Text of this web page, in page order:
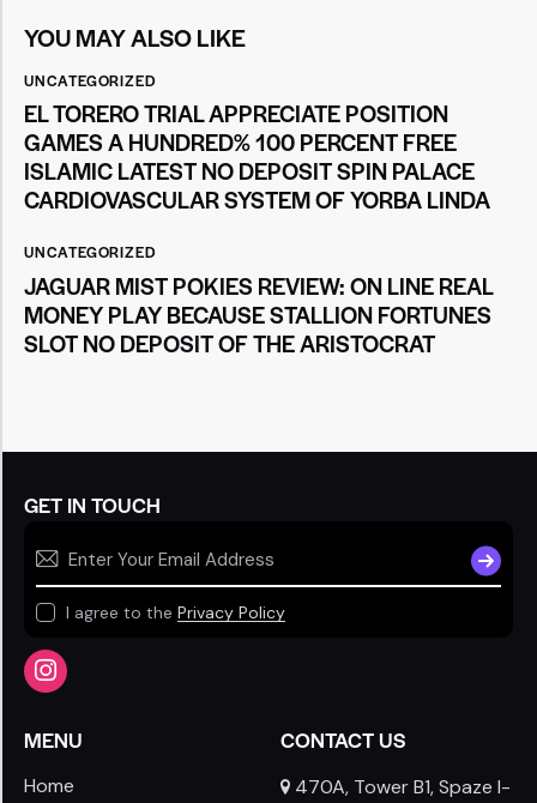
YOU MAY ALSO LIKE
UNCATEGORIZED
EL TORERO TRIAL APPRECIATE POSITION
GAMES A HUNDRED% 100 PERCENT FREE
ISLAMIC LATEST NO DEPOSIT SPIN PALACE
CARDIOVASCULAR SYSTEM OF YORBA LINDA
UNCATEGORIZED
JAGUAR MIST POKIES REVIEW: ON LINE REAL
MONEY PLAY BECAUSE STALLION FORTUNES
SLOT NO DEPOSIT OF THE ARISTOCRAT
GET IN TOUCH
I agree to the Privacy Policy
MENU
Home
CONTACT US
470A, Tower B1, Spaze I-